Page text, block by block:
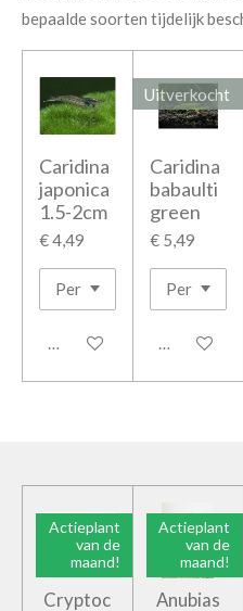
bepaalde soorten tijdelijk
Caridina
japonica
1.5-2cm
€ 4,49
In winkelwagen
Uitverkocht
Caridina
babaulti
green
€ 5,49
Houd mij
Actieplant
van de
maand!
Cryptoc
Actieplant
van de
maand!
Anubias